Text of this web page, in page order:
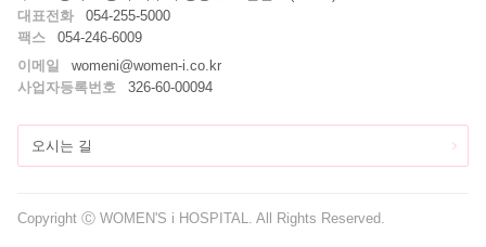
오시는 길
대표전화
054-255-5000
팩스
054-246-6009
이메일
womeni@women-i.co.kr
사업자등록번호
326-60-00094
Copyright Ⓒ WOMEN'S i HOSPITAL. All Rights Reserved.